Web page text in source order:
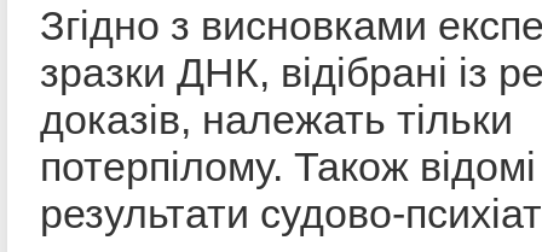
Згідно з висновками
зразки ДНК, відібрані із
доказів, належать тільки
потерпілому. Також відомі
результати судово-